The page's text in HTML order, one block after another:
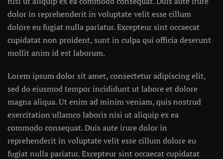
dolor in reprehenderit in voluptate velit esse cillum
dolore eu fugiat nulla pariatur. Excepteur sint occaecat
cupidatat non proident, sunt in culpa qui officia deserunt
mollit anim id est laborum.
Lorem ipsum dolor sit amet, consectetur adipiscing elit,
sed do eiusmod tempor incididunt ut labore et dolore
magna aliqua. Ut enim ad minim veniam, quis nostrud
exercitation ullamco laboris nisi ut aliquip ex ea
commodo consequat. Duis aute irure dolor in
reprehenderit in voluptate velit esse cillum dolore eu
fugiat nulla pariatur. Excepteur sint occaecat cupidatat